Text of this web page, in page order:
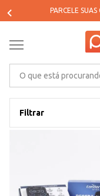
PARCELE
Filtrar